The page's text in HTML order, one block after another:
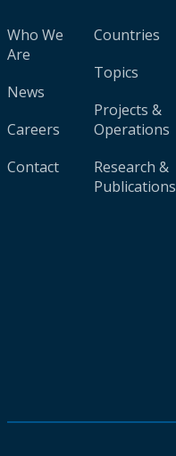
Who We
Are
News
Careers
Contact
Countries
Topics
Projects &
Operations
Research &
Publications